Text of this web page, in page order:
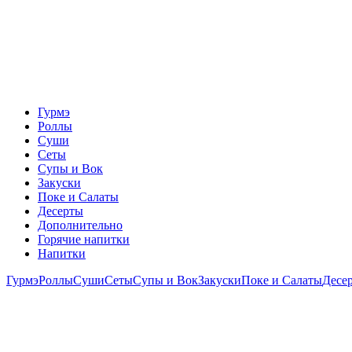
Гурмэ
Роллы
Суши
Сеты
Супы и Вок
Закуски
Поке и Салаты
Десерты
Дополнительно
Горячие напитки
Напитки
ГурмэРоллыСушиСетыСупы и ВокЗакускиПоке и Салаты